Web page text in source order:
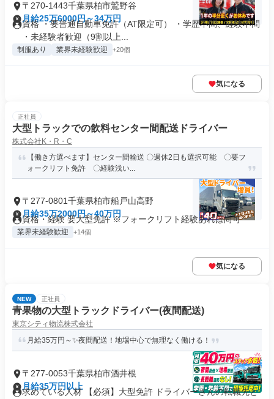
〒270-1443千葉県柏市鷲野谷
月給25万6000円～34万円
資格 ・要普通自動車免許（AT限定可） ・学歴不問、経験不問
・未経験者歓迎（9割以上...
制服あり 業界未経験歓迎 +20個
気になる
正社員
大型トラックでの飲料センター間配送ドライバー
株式会社K・R・C
【働き方選べます】センター間輸送 〇週休2日も選択可能 〇要フ
ォークリフト免許 〇経験浅い...
〒277-0801千葉県柏市船戸山高野
月給35万2000円～40万円
資格・経験 要大型免許 ※フォークリフト経験あれば尚可
業界未経験歓迎 +14個
気になる
NEW 正社員
青果物の大型トラックドライバー(夜間配送)
東京シティ物流株式会社
月給35万円～✨夜間配送！地場中心で無理なく働ける！
〒277-0053千葉県柏市酒井根
月給35万円以上
求めている人材 【必須】大型免許 ドライバーさんの転職先と